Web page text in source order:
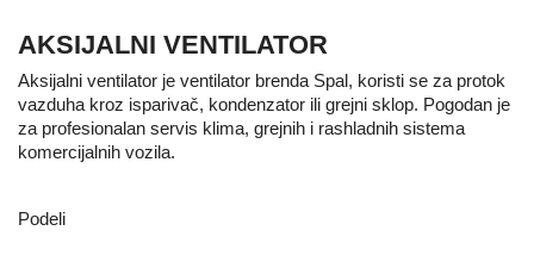
AKSIJALNI VENTILATOR
Aksijalni ventilator je ventilator brenda Spal, koristi se za protok
vazduha kroz isparivač, kondenzator ili grejni sklop. Pogodan je
za profesionalan servis klima, grejnih i rashladnih sistema
komercijalnih vozila.
Podeli